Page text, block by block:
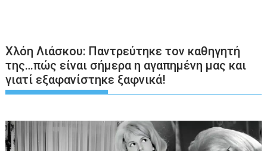
Χλόη Λιάσκου: Παντρεύτηκε τον καθηγητή
της…πώς είναι σήμερα η αγαπημένη μας και
γιατί εξαφανίστηκε ξαφνικά!